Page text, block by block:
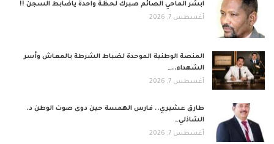
ابشر الماحي الصائم صبرك لحظة واحدة ياضابط السجن !!
أغسطس 7, 2026
المنصة الوطنية الموحدة لضباط الشرطة بالمعاش وأسر
الشهداء..…
أغسطس 7, 2026
طارق عشيري.. فارس الهمسة حين دوى صوت الوطن د.
الشاذلي…
أغسطس 7, 2026